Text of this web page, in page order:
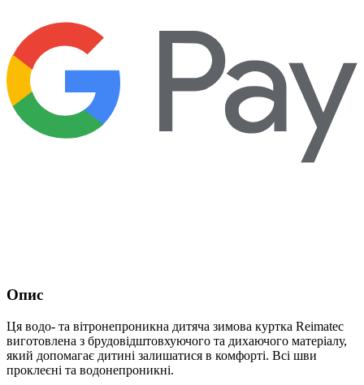
Опис
Ця водо- та вітронепроникна дитяча зимова куртка Reimatec
виготовлена ​​з брудовідштовхуючого та дихаючого матеріалу,
який допомагає дитині залишатися в комфорті. Всі шви
проклеєні та водонепроникні.